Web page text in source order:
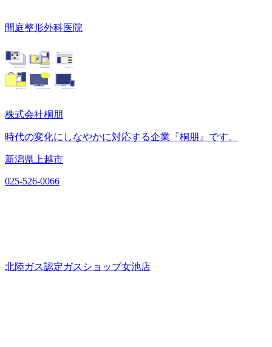
間庭整形外科医院
株式会社桐朋
時代の変化にしなやかに対応する企業『桐朋』です。
新潟県上越市
025-526-0066
北陸ガス認定ガスショップ女池店